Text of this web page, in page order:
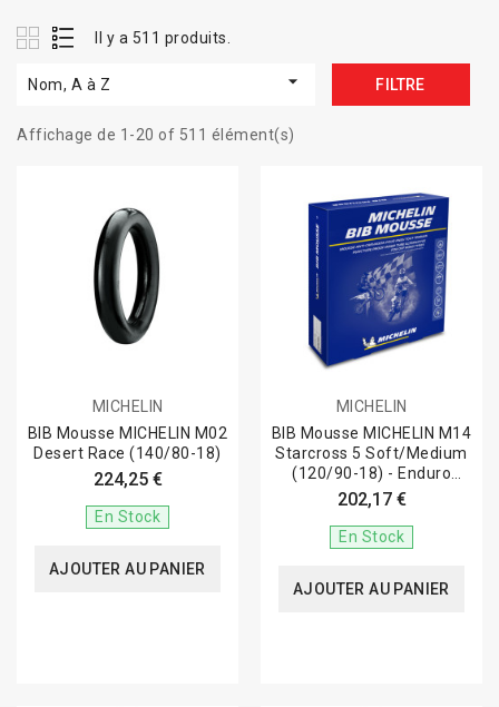
Il y a 511 produits.
Nom, A à Z  FILTRE
Affichage de 1-20 of 511 élément(s)
MICHELIN
BIB Mousse MICHELIN M02
Desert Race (140/80-18)
224,25 €
En Stock
AJOUTER AU PANIER
MICHELIN
BIB Mousse MICHELIN M14
Starcross 5 Soft/Medium
(120/90-18) - Enduro
Medium...
202,17 €
En Stock
AJOUTER AU PANIER